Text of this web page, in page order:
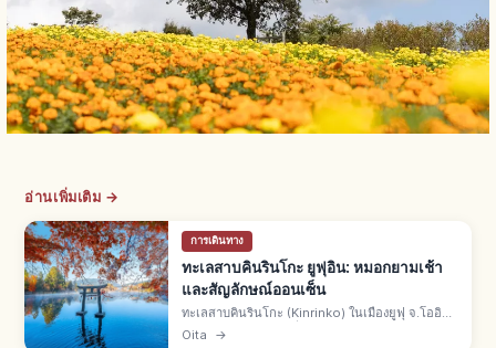
อ่านเพิ่มเติม →
การเดินทาง
ทะเลสาบคินรินโกะ ยูฟุอิน: หมอกยามเช้า
และสัญลักษณ์ออนเซ็น
ทะเลสาบคินรินโกะ (Kinrinko) ในเมืองยูฟุ จ.โออิตะ
สัญลักษณ์ยูฟุอิน เดิมชื่อทาเคะโมโตะโนะอิเคะ โมริ
Oita →